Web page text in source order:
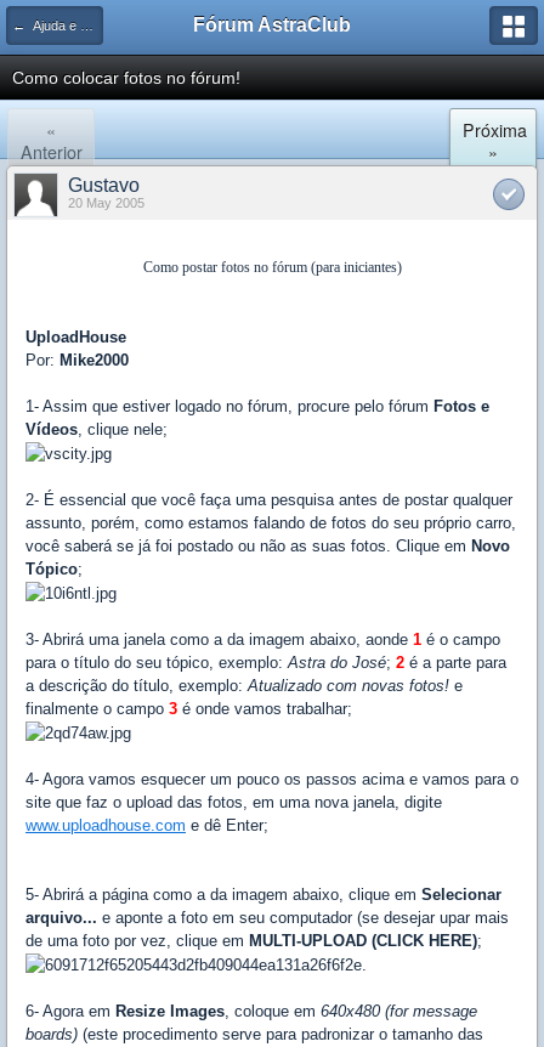
← Ajuda e Suporte Fórum AstraClub
Como colocar fotos no fórum!
«
Anterior
Próxima
»
Gustavo
20 May 2005
Como postar fotos no fórum (para iniciantes)
UploadHouse
Por: Mike2000
1- Assim que estiver logado no fórum, procure pelo fórum Fotos e
Vídeos, clique nele;
2- É essencial que você faça uma pesquisa antes de postar qualquer
assunto, porém, como estamos falando de fotos do seu próprio carro,
você saberá se já foi postado ou não as suas fotos. Clique em Novo
Tópico;
3- Abrirá uma janela como a da imagem abaixo, aonde 1 é o campo
para o título do seu tópico, exemplo:Astra do José; 2 é a parte para
a descrição do título, exemplo:Atualizado com novas fotos! e
finalmente o campo 3 é onde vamos trabalhar;
4- Agora vamos esquecer um pouco os passos acima e vamos para o
site que faz o upload das fotos, em uma nova janela, digite
www.uploadhouse.com e dê Enter;
5- Abrirá a página como a da imagem abaixo, clique em Selecionar
arquivo... e aponte a foto em seu computador (se desejar upar mais
de uma foto por vez, clique em MULTI-UPLOAD (CLICK HERE);
6- Agora em Resize Images, coloque em 640x480 (for message
boards) (este procedimento serve para padronizar o tamanho das